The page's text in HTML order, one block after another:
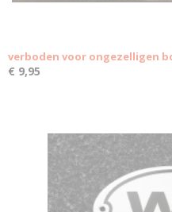
verboden voor ongezelligen
€ 9,95